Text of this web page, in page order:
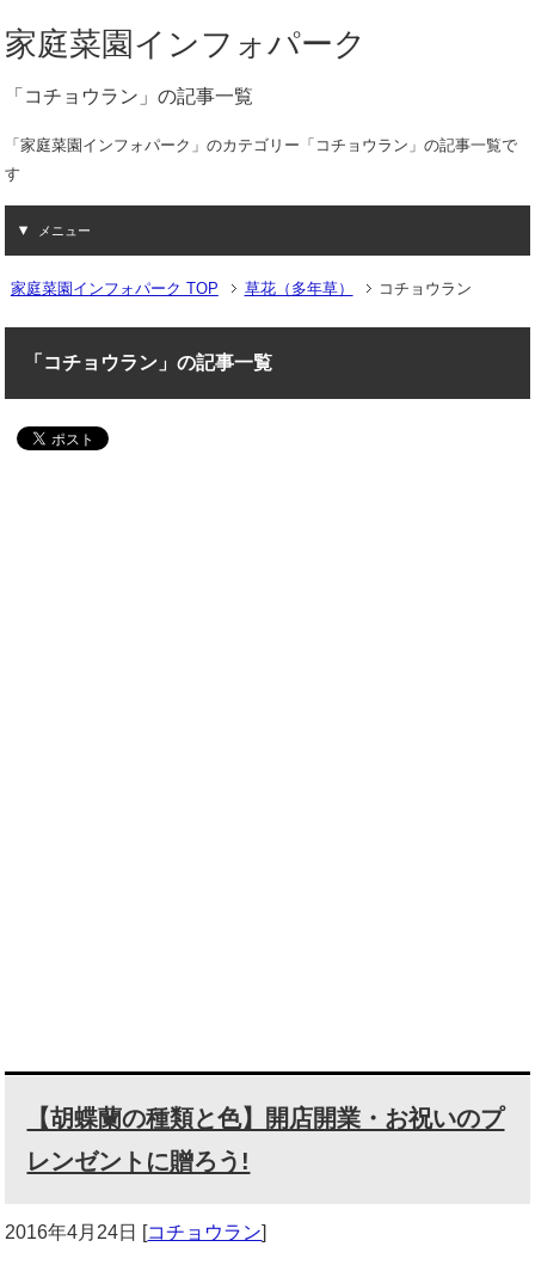
家庭菜園インフォパーク
「コチョウラン」の記事一覧
「家庭菜園インフォパーク」のカテゴリー「コチョウラン」の記事一覧で
す
メニュー
家庭菜園インフォパーク TOP 草花（多年草） コチョウラン
「コチョウラン」の記事一覧
【胡蝶蘭の種類と色】開店開業・お祝いのプ
レンゼントに贈ろう!
2016年4月24日 [コチョウラン]